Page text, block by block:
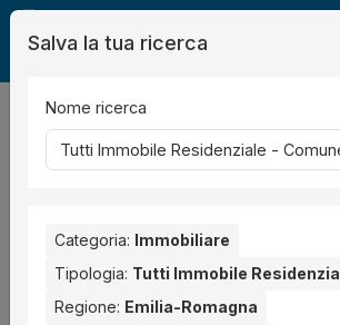
Legalmente Immobili
Immobile Residenziale
Nessun risultato per il Comune selezionato:
Savoia
Prova anche con altri comuni vicini:
Salva la tua ricerca
Nome ricerca
Categoria: Immobiliare
Tipologia: Tutti Immobile
Regione: Emilia-Romagna